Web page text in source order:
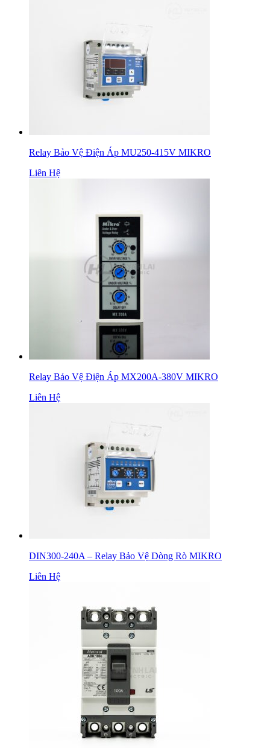
Relay Bảo Vệ Điện Áp MU250-415V MIKRO
Liên Hệ
Relay Bảo Vệ Điện Áp MX200A-380V MIKRO
Liên Hệ
DIN300-240A – Relay Bảo Vệ Dòng Rò MIKRO
Liên Hệ